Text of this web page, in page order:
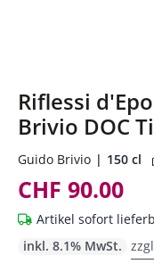
Riflessi
Brivio DOC
Guido Brivio 150 cl
CHF 90.00
Artikel sofort
inkl. 8.1% MwSt.